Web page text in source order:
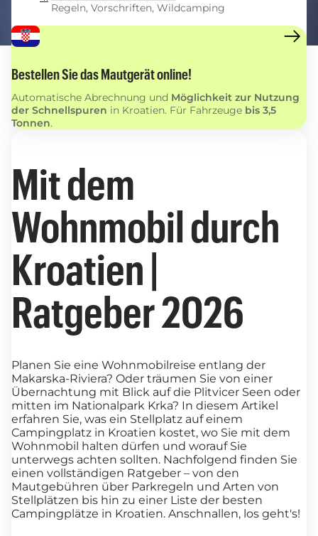
Regeln, Vorschriften, Wildcamping
Bestellen Sie das Mautgerät online!
Automatische Abrechnung und Möglichkeit zur Nutzung
der Schnellspuren in Kroatien. Für Fahrzeuge bis 3,5
Tonnen.
Mit dem
Wohnmobil durch
Kroatien |
Ratgeber 2026
Planen Sie eine Wohnmobilreise entlang der
Makarska-Riviera? Oder träumen Sie von einer
Übernachtung mit Blick auf die Plitvicer Seen oder
mitten im Nationalpark Krka? In diesem Artikel
erfahren Sie, was ein Stellplatz auf einem
Campingplatz in Kroatien kostet, wo Sie mit dem
Wohnmobil halten dürfen und worauf Sie
unterwegs achten sollten. Nachfolgend finden Sie
einen vollständigen Ratgeber – von den
Mautgebühren über Parkregeln und Arten von
Stellplätzen bis hin zu einer Liste der besten
Campingplätze in Kroatien. Anschnallen, los geht's!